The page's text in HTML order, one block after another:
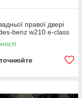
правої двері
benz w210 e-class